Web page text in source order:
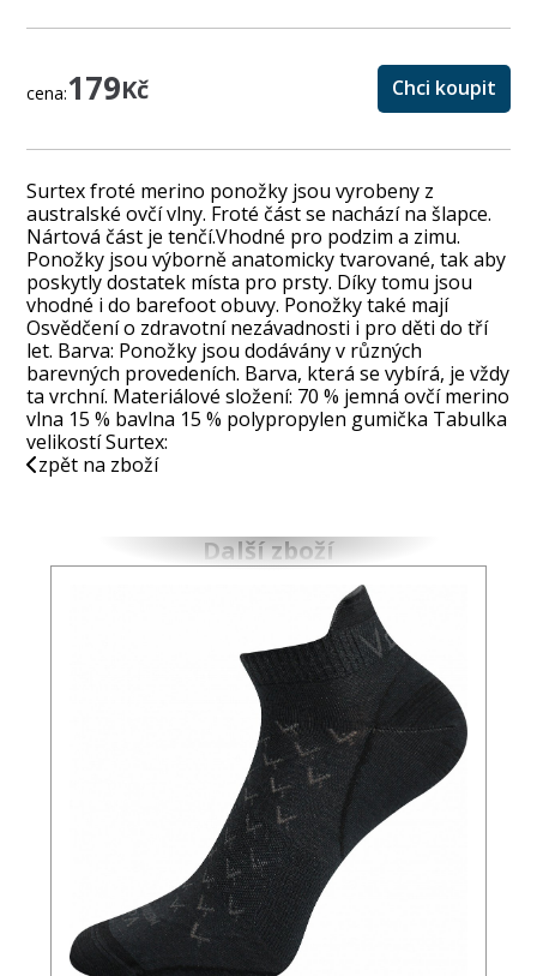
cena:179Kč Chci koupit
Surtex froté merino ponožky jsou vyrobeny z
australské ovčí vlny. Froté část se nachází na šlapce.
Nártová část je tenčí.Vhodné pro podzim a zimu.
Ponožky jsou výborně anatomicky tvarované, tak aby
poskytly dostatek místa pro prsty. Díky tomu jsou
vhodné i do barefoot obuvy. Ponožky také mají
Osvědčení o zdravotní nezávadnosti i pro děti do tří
let. Barva: Ponožky jsou dodávány v různých
barevných provedeních. Barva, která se vybírá, je vždy
ta vrchní. Materiálové složení: 70 % jemná ovčí merino
vlna 15 % bavlna 15 % polypropylen gumička Tabulka
velikostí Surtex:
zpět na zboží
Další zboží